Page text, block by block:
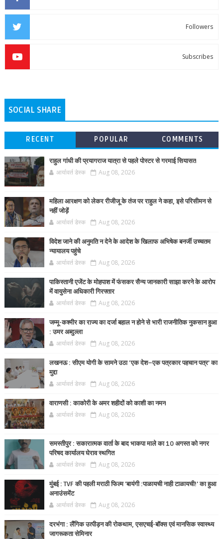
Followers
Subscribes
SOCIAL SHARE
RECENT POPULAR COMMENTS
राहुल गांधी की प्रयागराज यात्रा से पहले पोस्टर से गरमाई सियासत
आर्यावर्त डेस्क Aug 08, 2026
महिला आरक्षण को लेकर रीजीजू के तंज पर राहुल ने कहा, इसे परिसीमन से
नहीं जोड़ें
आर्यावर्त डेस्क Aug 08, 2026
विदेश जाने की अनुमति न देने के आदेश के खिलाफ अभिषेक बनर्जी उच्चतम
न्यायालय पहुंचे
आर्यावर्त डेस्क Aug 08, 2026
पाकिस्तानी एजेंट के मोहपाश में फंसकर सैन्य जानकारी साझा करने के आरोप
में वायुसेना अधिकारी गिरफ्तार
आर्यावर्त डेस्क Aug 08, 2026
जम्मू-कश्मीर का राज्य का दर्जा बहाल न होने से भारी राजनीतिक नुकसान हुआ
: उमर अब्दुल्ला
आर्यावर्त डेस्क Aug 08, 2026
लखनऊ : सीएम योगी के सामने उठा ‘एक देश–एक पत्रकार पहचान पत्र’ का
मुद्दा
आर्यावर्त डेस्क Aug 08, 2026
वाराणसी : काकोरी के अमर शहीदों को काशी का नमन
आर्यावर्त डेस्क Aug 08, 2026
समस्तीपुर : सकारात्मक वार्ता के बाद भाकपा माले का 10 अगस्त को नगर
परिषद कार्यालय घेराव स्थगित
आर्यावर्त डेस्क Aug 08, 2026
मुंबई : TVF की पहली मराठी फिल्म 'बायंगी :पाळायची नाही टाळायची!' का हुआ
अनाउंसमेंट
आर्यावर्त डेस्क Aug 08, 2026
दरभंगा : लैंगिक उत्पीड़न की रोकथाम, एसएचई-बॉक्स एवं मानसिक स्वास्थ्य
जागरूकता सेमिनार